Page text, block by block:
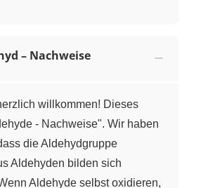
– Nachweise
willkommen! Dieses
- Nachweise". Wir haben
die Aldehydgruppe
Aldehyden bilden sich
Aldehyde selbst oxidieren,